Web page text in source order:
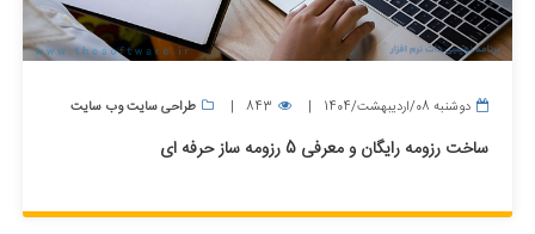
دوشنبه 08/اردیبهشت/1404 843 طراحی سایت وب سایت
ساخت رزومه رایگان و معرفی 5 رزومه ساز حرفه ای